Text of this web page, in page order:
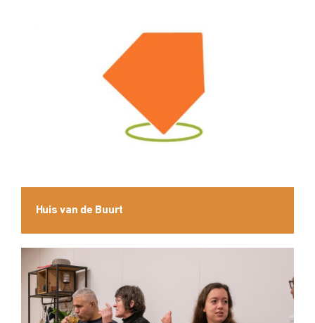
Huis van de Buurt